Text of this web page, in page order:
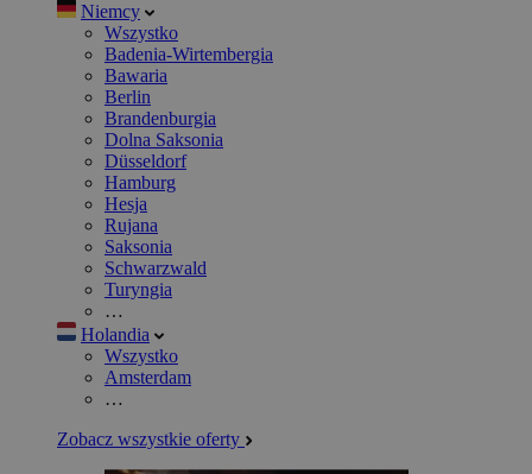
Niemcy
Wszystko
Badenia-Wirtembergia
Bawaria
Berlin
Brandenburgia
Dolna Saksonia
Düsseldorf
Hamburg
Hesja
Rujana
Saksonia
Schwarzwald
Turyngia
…
Holandia
Wszystko
Amsterdam
…
Zobacz wszystkie oferty